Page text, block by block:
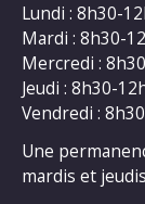
Lundi : 8h30-
Mardi : 8h30-
Mercredi :
Jeudi : 8h30-
Vendredi :
Une
mardis et